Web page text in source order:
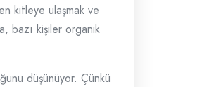
kitleye ulaşmak ve
bazı kişiler organik
düşünüyor. Çünkü